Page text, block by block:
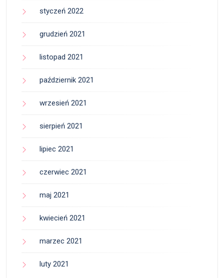
styczeń 2022
grudzień 2021
listopad 2021
październik 2021
wrzesień 2021
sierpień 2021
lipiec 2021
czerwiec 2021
maj 2021
kwiecień 2021
marzec 2021
luty 2021